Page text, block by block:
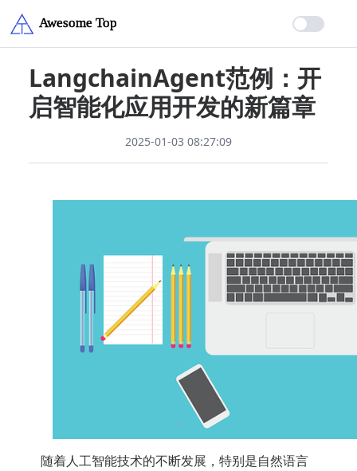
LangchainAgent范例：开
启智能化应用开发的新篇章
2025-01-03 08:27:09
随着人工智能技术的不断发展，特别是自然语言